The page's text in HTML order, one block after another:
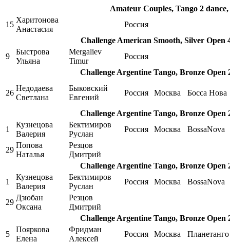
Amateur Couples, Tango 2
15
Харитонова
Анастасия
Россия
Challenge American Smooth, Silver Open
9
Быстрова
Ульяна
Mergaliev
Timur
Россия
Challenge Argentine Tango, Bronze Open
26
Недодаева
Светлана
Быковский
Евгений
Россия Москва Босса Нова
Challenge Argentine Tango, Bronze Open
1
Кузнецова
Валерия
Бектимиров
Руслан
Россия Москва BossaNova
29
Попова
Наталья
Резцов
Дмитрий
Challenge Argentine Tango, Bronze Open
1
Кузнецова
Валерия
Бектимиров
Руслан
Россия Москва BossaNova
29
Дзюбан
Оксана
Резцов
Дмитрий
Challenge Argentine Tango, Bronze Open
5
Пояркова
Елена
Фридман
Алексей
Россия Москва Планетанго